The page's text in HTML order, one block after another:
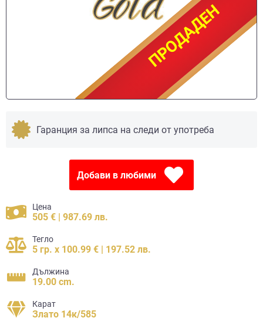
ПРОДАДЕН
ПРОДАДЕН
Гаранция за липса на следи от употреба
Добави в любими
Цена
505 € | 987.69 лв.
Тегло
5 гр. x 100.99 € | 197.52 лв.
Дължина
19.00 cm.
Карат
Злато 14к/585